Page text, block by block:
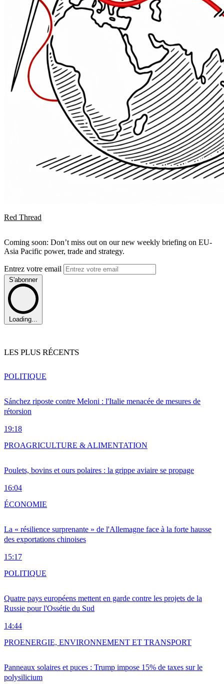
Red Thread
Coming soon: Don’t miss out on our new weekly briefing on EU-
Asia Pacific power, trade and strategy.
Entrez votre email
S'abonner
Loading...
LES PLUS RÉCENTS
Sánchez riposte contre Meloni : l'Italie menacée de mesures de
rétorsion
19:18
POLITIQUE
Poulets, bovins et ours polaires : la grippe aviaire se propage
16:04
PROAGRICULTURE & ALIMENTATION
La « résilience surprenante » de l'Allemagne face à la forte hausse
des exportations chinoises
15:17
ÉCONOMIE
Quatre pays européens mettent en garde contre les projets de la
Russie pour l'Ossétie du Sud
14:44
POLITIQUE
Panneaux solaires et puces : Trump impose 15% de taxes sur le
polysilicium
PROENERGIE, ENVIRONNEMENT ET TRANSPORT